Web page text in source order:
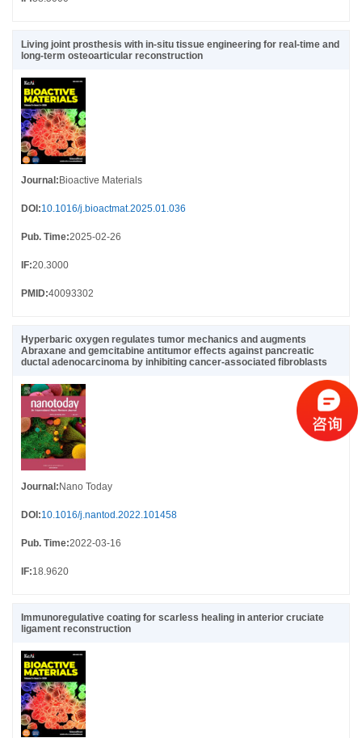
Living joint prosthesis with in-situ tissue engineering for real-time and
long-term osteoarticular reconstruction
Journal:Bioactive Materials
DOI:10.1016/j.bioactmat.2025.01.036
Pub. Time:2025-02-26
IF:20.3000
PMID:40093302
Hyperbaric oxygen regulates tumor mechanics and augments
Abraxane and gemcitabine antitumor effects against pancreatic
ductal adenocarcinoma by inhibiting cancer-associated fibroblasts
Journal : Nano Today
DOI :10.1016/j.nantod.2022.101458
Pub. Time:2022-03-16
IF:18.9620
Immunoregulative coating for scarless healing in anterior cruciate
ligament reconstruction